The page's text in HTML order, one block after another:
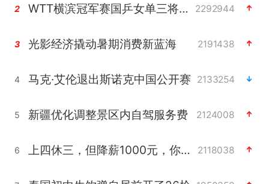
2 WTT横滨冠军赛国乒女单三将晋级四强 2292944
3 光影经济撬动暑期消费新蓝海 2191438
4 马克·艾伦退出斯诺克中国公开赛 2133254
5 新疆优化调整景区内自驾服务费 2124008
6 上四休三，但降薪1000元，你接受吗？ 2118038